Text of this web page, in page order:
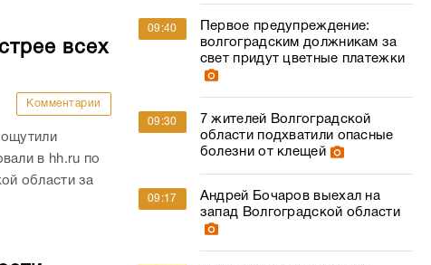
всех
Комментарии
в hh.ru по
области за
09:40
Первое предупреждение:
волгоградским должникам за
свет придут цветные платежки
09:30
7 жителей Волгоградской
области подхватили опасные
болезни от клещей
09:17
Андрей Бочаров выехал на
запад Волгоградской области